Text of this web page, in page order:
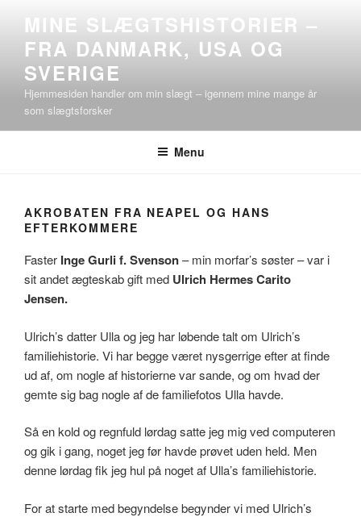
indhold
MINE SLÆGTSHISTORIER –
FRA DANMARK, USA OG
SVERIGE
Hjemmesiden handler om min slægt – igennem mine mange år
som slægtsforsker
Menu
AKROBATEN FRA NEAPEL OG HANS
EFTERKOMMERE
Faster Inge Gurli f. Svenson– min morfar’s søster – var i
sit andet ægteskab gift med Ulrich Hermes Carito
Jensen.
Ulrich’s datter Ulla og jeg har løbende talt om Ulrich’s
familiehistorie. Vi har begge været nysgerrige efter at finde
ud af, om nogle af historierne var sande, og om hvad der
gemte sig bag nogle af de familiefotos Ulla havde.
Så en kold og regnfuld lørdag satte jeg mig ved computeren
og gik i gang, noget jeg før havde prøvet uden held. Men
denne lørdag fik jeg hul på noget af Ulla’s familiehistorie.
For at starte med begyndelse begynder vi med Ulrich’s